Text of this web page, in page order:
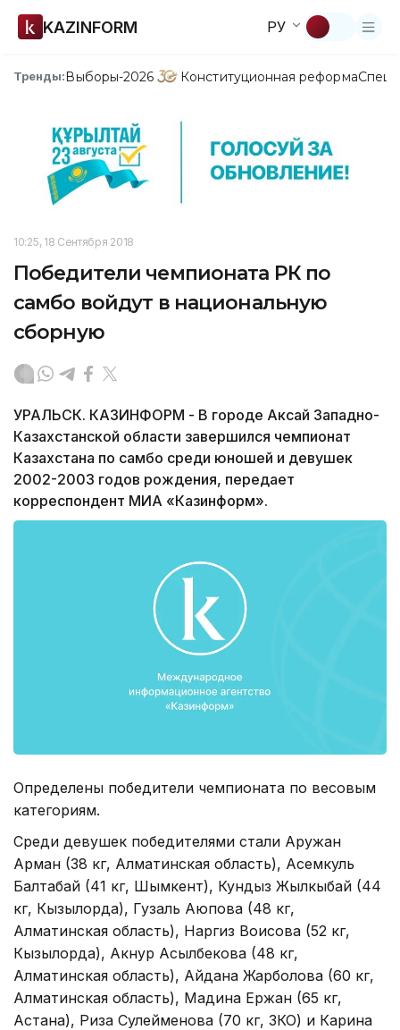
KAZINFORM РУ
Тренды:Выборы-2026 Конституционная реформа
10:25, 18 Сентября 2018
Победители чемпионата РК по
самбо войдут в национальную
сборную
УРАЛЬСК. КАЗИНФОРМ - В городе Аксай Западно-
Казахстанской области завершился чемпионат
Казахстана по самбо среди юношей и девушек
2002-2003 годов рождения, передает
корреспондент МИА «Казинформ».
Определены победители чемпионата по весовым
категориям.
Среди девушек победителями стали Аружан
Арман (38 кг, Алматинская область), Асемкуль
Балтабай (41 кг, Шымкент), Кундыз Жылкыбай (44
кг, Кызылорда), Гузаль Аюпова (48 кг,
Алматинская область), Наргиз Воисова (52 кг,
Кызылорда), Акнур Асылбекова (48 кг,
Алматинская область), Айдана Жарболова (60 кг,
Алматинская область), Мадина Ержан (65 кг,
Астана), Риза Сулейменова (70 кг, ЗКО) и Карина